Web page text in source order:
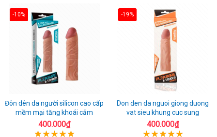
-10%
Đôn dên da người silicon cao cấp
mềm mại tăng khoái cảm
400.000₫
-19%
Don den da nguoi giong duong
vat sieu khung cuc sung
400.000₫